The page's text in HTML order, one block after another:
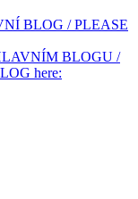
BLOG / PLEASE
BLOGU /
here: